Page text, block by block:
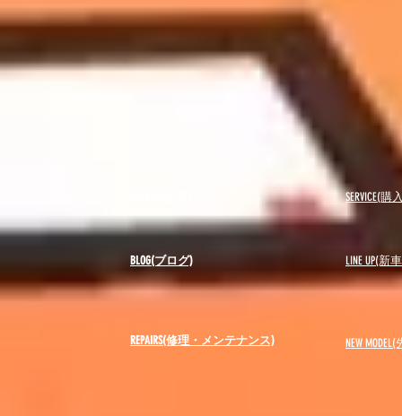
BLOG(ブログ)
SERVICE(
LINE UP(新
REPAIRS(修理・メンテナンス) NEW MODEL(